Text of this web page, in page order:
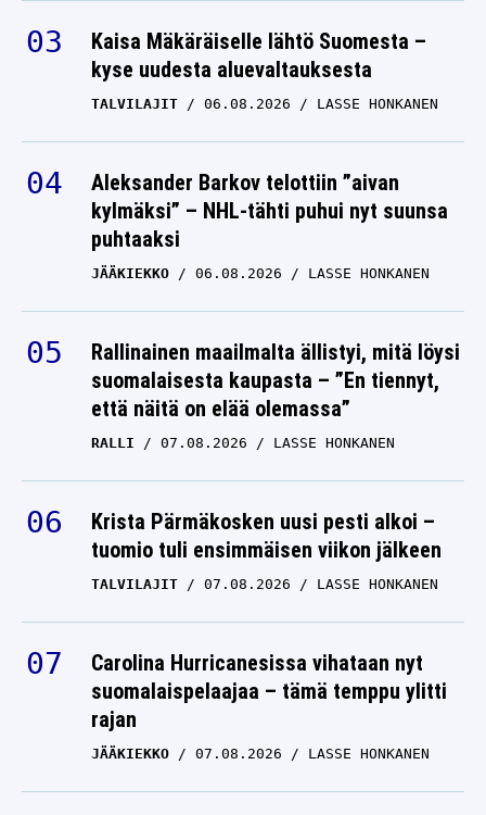
Kaisa Mäkäräiselle lähtö Suomesta –
kyse uudesta aluevaltauksesta
TALVILAJIT 06.08.2026 LASSE HONKANEN
Aleksander Barkov telottiin ”aivan
kylmäksi” – NHL-tähti puhui nyt suunsa
puhtaaksi
JÄÄKIEKKO 06.08.2026 LASSE HONKANEN
Rallinainen maailmalta ällistyi, mitä löysi
suomalaisesta kaupasta – ”En tiennyt,
että näitä on elää olemassa”
RALLI 07.08.2026 LASSE HONKANEN
Krista Pärmäkosken uusi pesti alkoi –
tuomio tuli ensimmäisen viikon jälkeen
TALVILAJIT 07.08.2026 LASSE HONKANEN
Carolina Hurricanesissa vihataan nyt
suomalaispelaajaa – tämä temppu ylitti
rajan
JÄÄKIEKKO 07.08.2026 LASSE HONKANEN